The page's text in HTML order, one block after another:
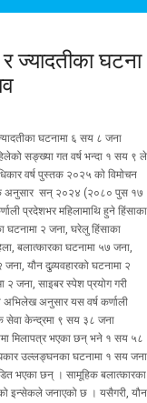
ज्यादतीका घटना
घटनामा ६ सय ८ जना
सङ्ख्या गत वर्ष भन्दा १ सय ९ ले
वर्ष पुस्तक २०२५ काे विमाेचन
अनुसार सन् २०२४ (२०८० पुस १७
प्रदेशभर महिलामाथि हुने हिंसाका
घटनामा २ जना, घरेलु हिंसाका
बलात्कारका घटनामा ५७ जना,
यौन दुव्र्यवहारको घटनामा २
२ जना, साइबर स्पेश प्रयोग गरी
अभिलेख अनुसार यस वर्ष कर्णाली
सेवा केन्द्रमा ९ सय ३८ जना
मिलापत्र भएका छन् भने १ सय ५८
उल्लङ्घनका घटनामा १ सय जना
भएका छन् । सामूहिक बलात्कारका
इन्सेकले जनाएको छ । यसैगरी, यौन